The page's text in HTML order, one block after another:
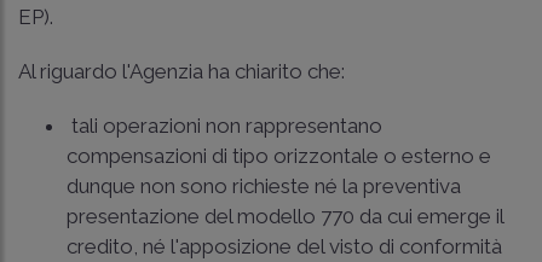
EP).
Al riguardo l'Agenzia ha chiarito che:
tali operazioni non rappresentano
compensazioni di tipo orizzontale o esterno e
dunque non sono richieste né la preventiva
presentazione del modello 770 da cui emerge il
credito, né l'apposizione del visto di conformità